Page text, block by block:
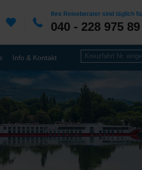
Ihre Reiseberater sind täglich
040 - 228 975 89
Info & Kontakt